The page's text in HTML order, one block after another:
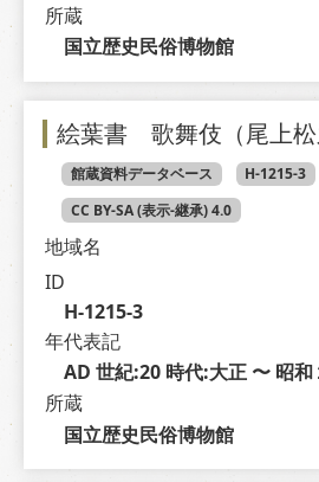
所蔵
国立歴史民俗博物館
絵葉書 歌舞伎（尾上松
館蔵資料データベース
H-1215-3
CC BY-SA (表示-継承) 4.0
地域名
ID
H-1215-3
年代表記
AD 世紀:20 時代:大正 〜 昭和
所蔵
国立歴史民俗博物館